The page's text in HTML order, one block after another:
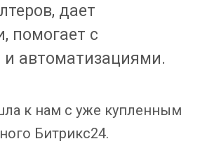
дает
помогает с
автоматизациями.
к нам с уже купленным
Битрикс24.